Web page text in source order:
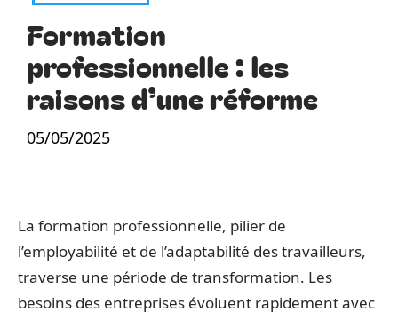
Formation
professionnelle : les
raisons d’une réforme
05/05/2025
La formation professionnelle, pilier de
l’employabilité et de l’adaptabilité des travailleurs,
traverse une période de transformation. Les
besoins des entreprises évoluent rapidement avec